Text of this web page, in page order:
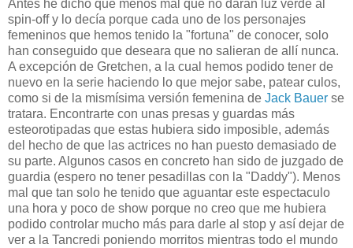
Antes he dicho que menos mal que no darán luz verde al
spin-off y lo decía porque cada uno de los personajes
femeninos que hemos tenido la "fortuna" de conocer, solo
han conseguido que deseara que no salieran de allí nunca.
A excepción de Gretchen, a la cual hemos podido tener de
nuevo en la serie haciendo lo que mejor sabe, patear culos,
como si de la mismísima versión femenina de Jack Bauer se
tratara. Encontrarte con unas presas y guardas más
esteorotipadas que estas hubiera sido imposible, además
del hecho de que las actrices no han puesto demasiado de
su parte. Algunos casos en concreto han sido de juzgado de
guardia (espero no tener pesadillas con la "Daddy"). Menos
mal que tan solo he tenido que aguantar este espectaculo
una hora y poco de show porque no creo que me hubiera
podido controlar mucho más para darle al stop y así dejar de
ver a la Tancredi poniendo morritos mientras todo el mundo